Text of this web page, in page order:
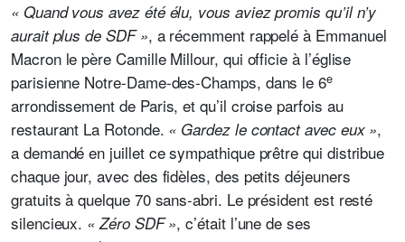
« Quand vous avez été élu, vous aviez promis qu’il n’y
aurait plus de SDF », a récemment rappelé à Emmanuel
Macron le père Camille Millour, qui officie à l’église
parisienne Notre-Dame-des-Champs, dans le 6e
arrondissement de Paris, et qu’il croise parfois au
restaurant La Rotonde. « Gardez le contact avec eux »,
a demandé en juillet ce sympathique prêtre qui distribue
chaque jour, avec des fidèles, des petits déjeuners
gratuits à quelque 70 sans-abri. Le président est resté
silencieux. « Zéro SDF », c’était l’une de ses